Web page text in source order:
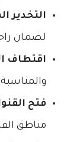
التخدير
لضمان
اقتطاف
فتح
مناطق